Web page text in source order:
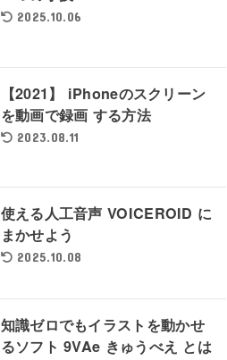
2025.10.06
【2021】 iPhoneのスクリーン
を動画で録画 する方法
2023.08.11
使える人工音声 VOICEROID に
まかせよう
2025.10.08
知識ゼロでもイラストを動かせ
るソフト 9VAe きゅうべえ とは